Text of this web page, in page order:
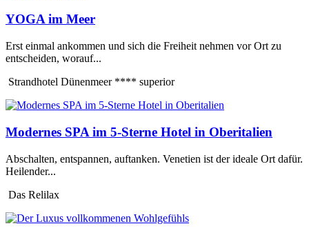
YOGA im Meer
Erst einmal ankommen und sich die Freiheit nehmen vor Ort zu
entscheiden, worauf...
Strandhotel Dünenmeer **** superior
Modernes SPA im 5-Sterne Hotel in Oberitalien
Abschalten, entspannen, auftanken. Venetien ist der ideale Ort dafür.
Heilender...
Das Relilax